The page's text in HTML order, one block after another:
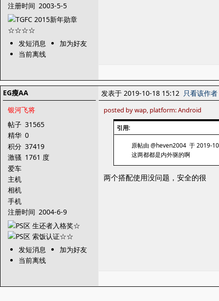
注册时间 2003-5-5
发短消息
加为好友
当前离线
EG瘦AA
银河飞将
帖子 31565
精华 0
积分 37419
激骚 1761 度
爱车
主机
相机
手机
注册时间 2004-6-9
发短消息
加为好友
当前离线
发表于 2019-10-18 15:12 只看该作者
posted by wap, platform: Android
引用:
原帖由 @heven2004 于 2019-
这两都都是内外驱的啊
两个搭配使用没问题，安全的很